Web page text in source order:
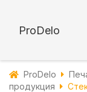
ProDelo
ProDelo
продукция